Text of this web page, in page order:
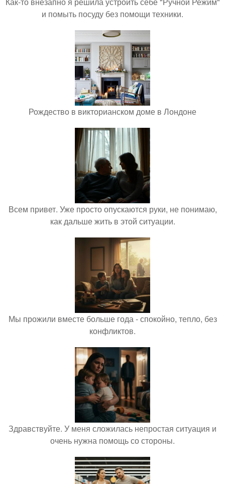
и помыть посуду без помощи техники.
Рождество в викторианском доме в Лондоне
Всем привет. Уже просто опускаются руки, не понимаю,
как дальше жить в этой ситуации.
Мы прожили вместе больше года - спокойно, тепло, без
конфликтов.
Здравствуйте. У меня сложилась непростая ситуация и
очень нужна помощь со стороны.